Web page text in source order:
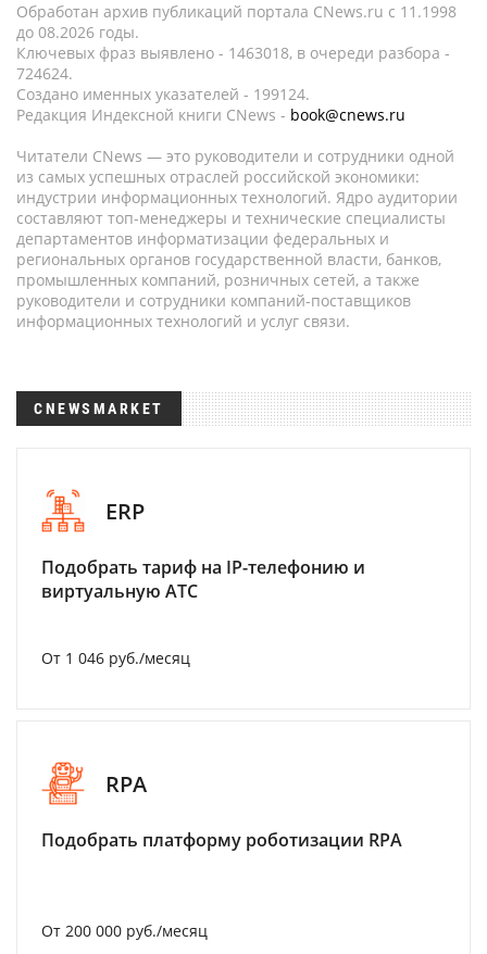
Обработан архив публикаций портала CNews.ru c 11.1998
до 08.2026 годы.
Ключевых фраз выявлено - 1463018, в очереди разбора -
724624.
Создано именных указателей - 199124.
Редакция Индексной книги CNews - book@cnews.ru
Читатели CNews — это руководители и сотрудники одной
из самых успешных отраслей российской экономики:
индустрии информационных технологий. Ядро аудитории
составляют топ-менеджеры и технические специалисты
департаментов информатизации федеральных и
региональных органов государственной власти, банков,
промышленных компаний, розничных сетей, а также
руководители и сотрудники компаний-поставщиков
информационных технологий и услуг связи.
CNEWSMARKET
ERP
Подобрать тариф на IP-телефонию и
виртуальную АТС
От 1 046 руб./месяц
RPA
Подобрать платформу роботизации RPA
От 200 000 руб./месяц